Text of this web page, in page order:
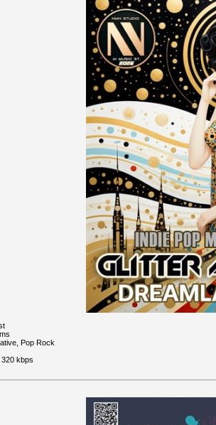
Pop Rock
320 kbps